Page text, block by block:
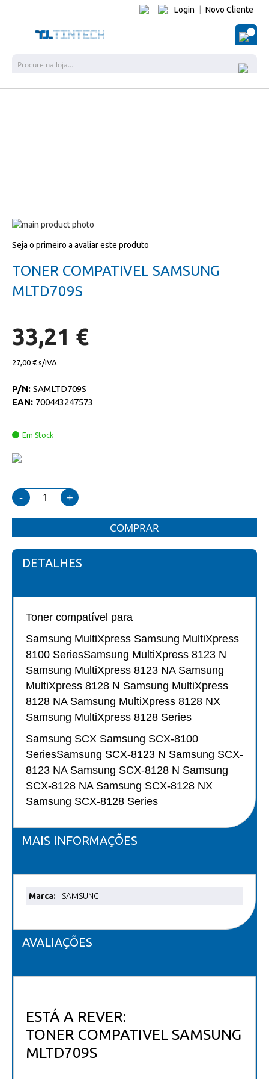
Login Novo Cliente
O
Salte
o
galeria
de
para
início
da
galeria
Seja o primeiro a avaliar este produto
TONER COMPATIVEL SAMSUNG
MLTD709S
33,21 €
27,00 €
P/N: SAMLTD709S
EAN: 700443247573
Em Stock
- +
COMPRAR
DETALHES
Toner compatível para
Samsung MultiXpress Samsung MultiXpress
8100 SeriesSamsung MultiXpress 8123 N
Samsung MultiXpress 8123 NA Samsung
MultiXpress 8128 N Samsung MultiXpress
8128 NA Samsung MultiXpress 8128 NX
Samsung MultiXpress 8128 Series
Samsung SCX Samsung SCX-8100
SeriesSamsung SCX-8123 N Samsung SCX-
8123 NA Samsung SCX-8128 N Samsung
SCX-8128 NA Samsung SCX-8128 NX
Samsung SCX-8128 Series
MAIS INFORMAÇÕES
Mais
SAMSUNG
AVALIAÇÕES
ESTÁ A REVER:
TONER COMPATIVEL SAMSUNG
MLTD709S